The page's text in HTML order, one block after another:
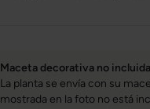
Maceta decorativa no incluida
La planta se envía con su
mostrada en la foto no está